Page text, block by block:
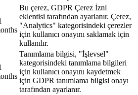
Bu çerez, GDPR Çerez İzni
eklentisi tarafından ayarlanır. Çerez,
"Analytics" kategorisindeki çerezler
için kullanıcı onayını saklamak için
kullanılır.
Tanımlama bilgisi, "İşlevsel"
kategorisindeki tanımlama bilgileri
için kullanıcı onayını kaydetmek
için GDPR tanımlama bilgisi onayı
tarafından ayarlanır.